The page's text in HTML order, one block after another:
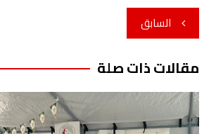
تصفّح
المقالات
السابق
مقالات ذات صلة